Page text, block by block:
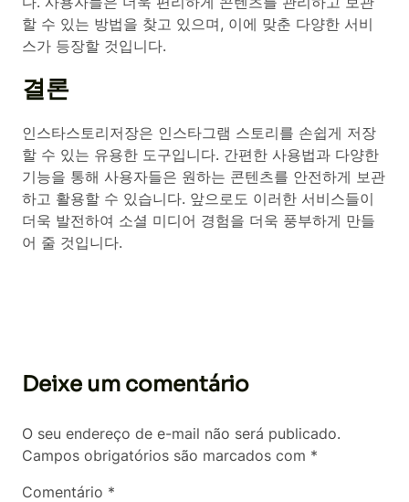
할 수 있는 방법을 찾고 있으며, 이에 맞춘 다양한 서비
스가 등장할 것입니다.
결론
인스타스토리저장은 인스타그램 스토리를 손쉽게 저장
할 수 있는 유용한 도구입니다. 간편한 사용법과 다양한
기능을 통해 사용자들은 원하는 콘텐츠를 안전하게 보관
하고 활용할 수 있습니다. 앞으로도 이러한 서비스들이
더욱 발전하여 소셜 미디어 경험을 더욱 풍부하게 만들
어 줄 것입니다.
Deixe um comentário
O seu endereço de e-mail não será publicado.
Campos obrigatórios são marcados com *
Comentário *